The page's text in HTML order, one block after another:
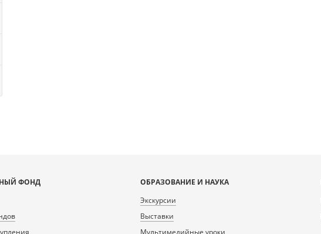
ФОНД
ОБРАЗОВАНИЕ И НАУКА
Экскурсии
Выставки
Мультимедийные уроки